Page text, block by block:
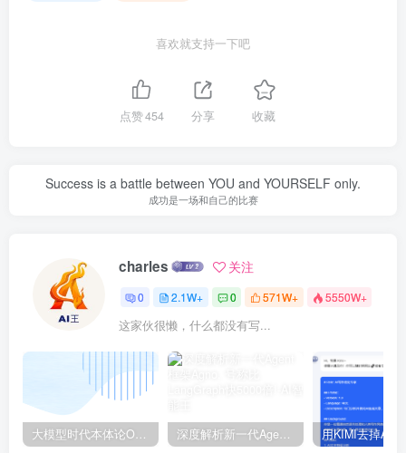
喜欢就支持一下吧
点赞454 分享 收藏
Success is a battle between YOU and YOURSELF only.
成功是一场和自己的比赛
charles 关注
0 2.1W+ 0 571W+ 5550W+
这家伙很懒，什么都没有写...
大模型时代本体论Ontology驱动的AI知识引擎助力企业智能决策系统的未来进化-一篇献给企业董事会和CIO的深度思考(第一篇) 深度解析新一代Agent框架Agno, 号称比LangGraph快5000倍!